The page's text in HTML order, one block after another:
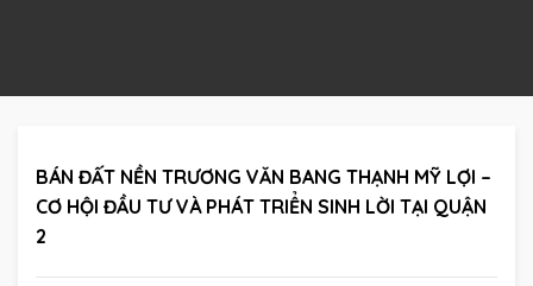
BÁN ĐẤT NỀN TRƯƠNG VĂN BANG THẠNH MỸ LỢI –
CƠ HỘI ĐẦU TƯ VÀ PHÁT TRIỂN SINH LỜI TẠI QUẬN
2